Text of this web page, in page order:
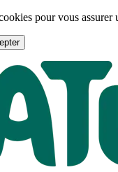
pour vous assurer